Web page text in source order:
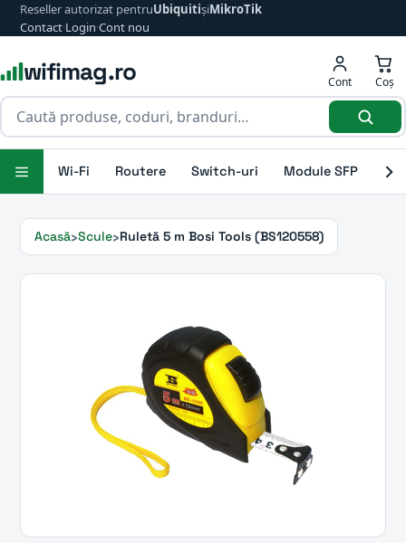
Reseller autorizat pentruUbiquitișiMikroTik
Contact·Login·Cont nou
wifimag.ro Cont Coș
Wi-Fi Routere Switch-uri Module SFP
Acasă Scule Ruletă 5 m Bosi Tools (BS120558)